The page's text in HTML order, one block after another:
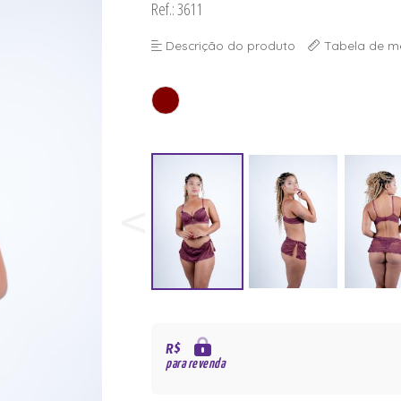
Ref.: 3611
Descrição do produto Tabela de
R$
para revenda